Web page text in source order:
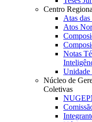
Centro
Atas
Atos
Notas
Núcleo de
Coletivas